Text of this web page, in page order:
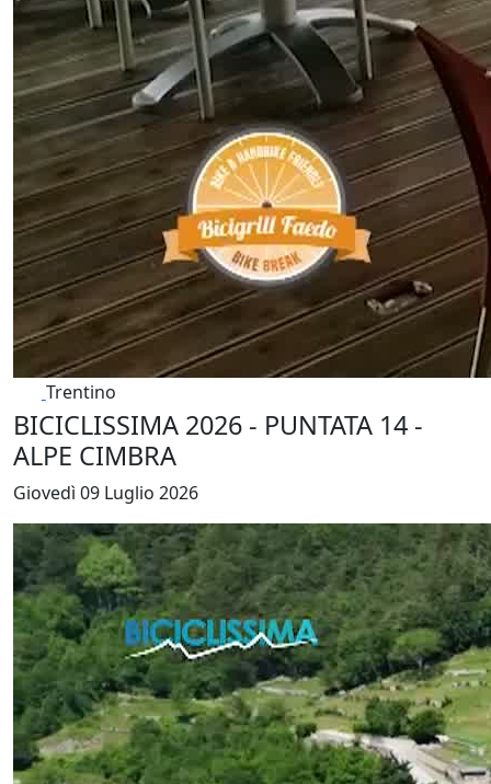
Trentino
BICICLISSIMA 2026 - PUNTATA 14 -
ALPE CIMBRA
Giovedì 09 Luglio 2026